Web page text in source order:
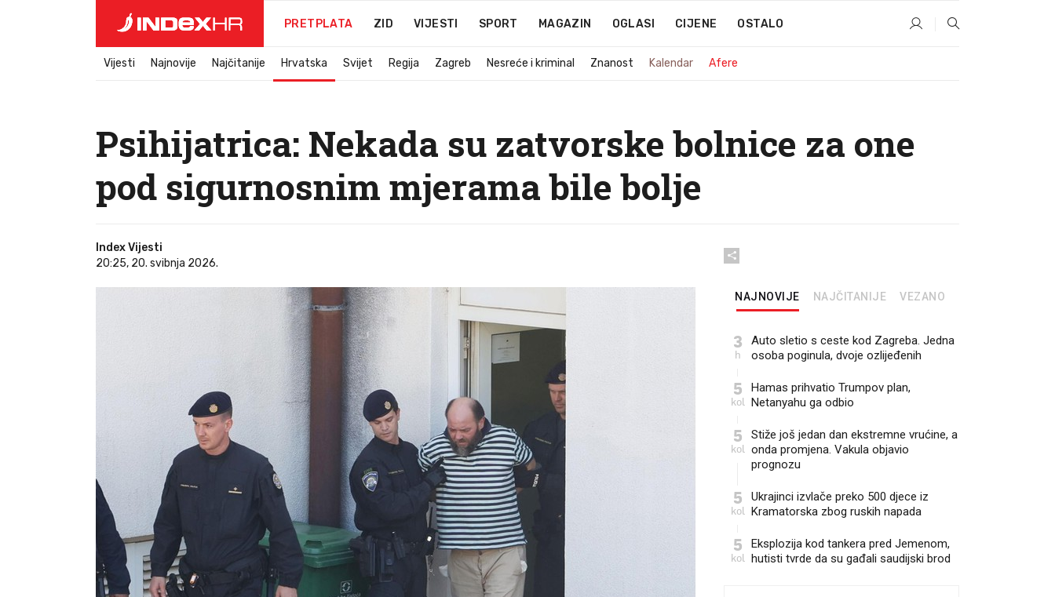
PRETPLATA ZID VIJESTI SPORT MAGAZIN OGLASI CIJENE OSTALO
Vijesti Najnovije Najčitanije Hrvatska Svijet Regija Zagreb Nesreće i kriminal Znanost Kalendar Afere
Psihijatrica: Nekada su zatvorske bolnice za one
pod sigurnosnim mjerama bile bolje
Index Vijesti
20:25, 20. svibnja 2026.
NAJNOVIJE NAJČITANIJE VEZANO
3
h
Auto sletio s ceste kod Zagreba. Jedna
osoba poginula, dvoje ozlijeđenih
5
kol
Hamas prihvatio Trumpov plan,
Netanyahu ga odbio
5
kol
Stiže još jedan dan ekstremne vrućine, a
onda promjena. Vakula objavio
prognozu
5
kol
Ukrajinci izvlače preko 500 djece iz
Kramatorska zbog ruskih napada
5
kol
Eksplozija kod tankera pred Jemenom,
hutisti tvrde da su gađali saudijski brod